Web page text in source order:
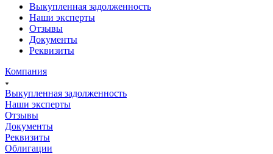
Выкупленная задолженность
Наши эксперты
Отзывы
Документы
Реквизиты
Компания
Выкупленная задолженность
Наши эксперты
Отзывы
Документы
Реквизиты
Облигации